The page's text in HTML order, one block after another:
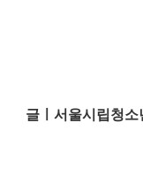
글ㅣ서울시립청